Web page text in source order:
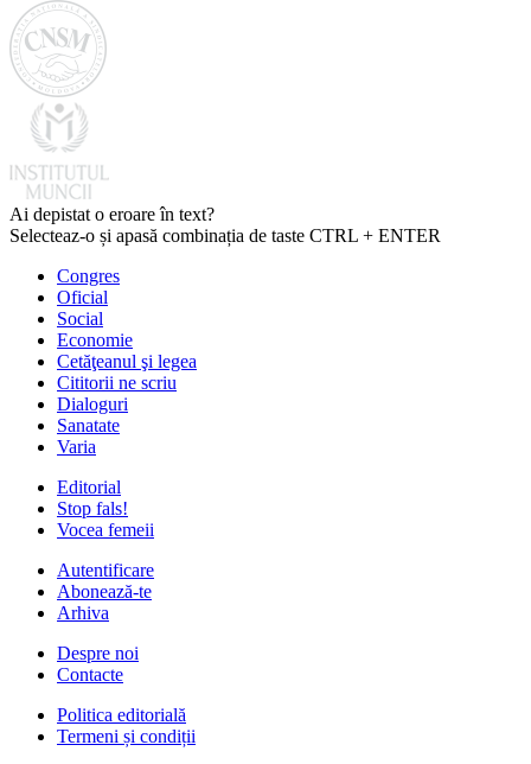
Ai depistat o eroare în text?
Selecteaz-o și apasă combinația de taste CTRL + ENTER
Congres
Oficial
Social
Economie
Cetăţeanul şi legea
Cititorii ne scriu
Dialoguri
Sanatate
Varia
Editorial
Stop fals!
Vocea femeii
Autentificare
Abonează-te
Arhiva
Despre noi
Contacte
Politica editorială
Termeni și condiții